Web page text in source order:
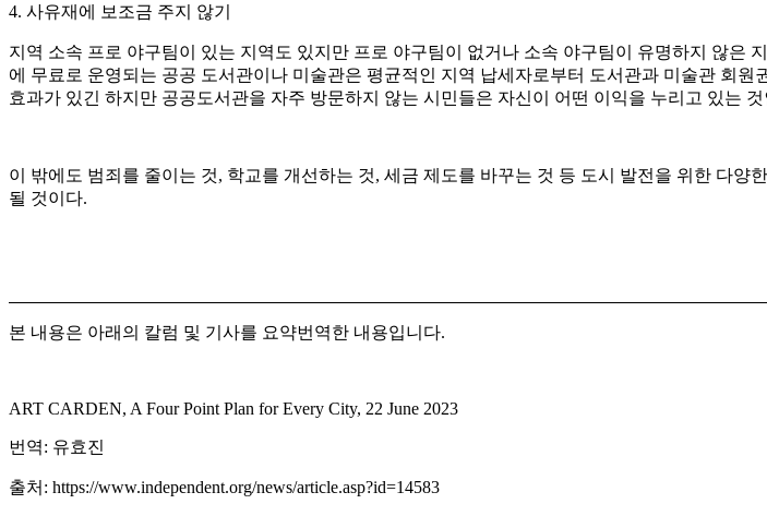
4. 사유재에 보조금 주지 않기
지역 소속 프로 야구팀이 있는 지역도 있지만 프로 야구팀이 없거나 소속 야구팀이 유명하지 않은
에 무료로 운영되는 공공 도서관이나 미술관은 평균적인 지역 납세자로부터 도서관과 미술관 회
효과가 있긴 하지만 공공도서관을 자주 방문하지 않는 시민들은 자신이 어떤 이익을 누리고 있는
이 밖에도 범죄를 줄이는 것, 학교를 개선하는 것, 세금 제도를 바꾸는 것 등 도시 발전을 위한 다
될 것이다.
본 내용은 아래의 칼럼 및 기사를 요약번역한 내용입니다.
ART CARDEN, A Four Point Plan for Every City, 22 June 2023
번역: 유효진
출처: https://www.independent.org/news/article.asp?id=14583